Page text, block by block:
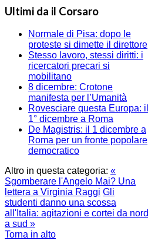
Ultimi da il Corsaro
Normale di Pisa: dopo le
proteste si dimette il direttore
Stesso lavoro, stessi diritti: i
ricercatori precari si
mobilitano
8 dicembre: Crotone
manifesta per l’Umanità
Rovesciare questa Europa: il
1° dicembre a Roma
De Magistris: il 1 dicembre a
Roma per un fronte popolare
democratico
Altro in questa categoria: «
Sgomberare l'Angelo Mai? Una
lettera a Virginia Raggi Gli
studenti danno una scossa
all'Italia: agitazioni e cortei da nord
a sud »
Torna in alto